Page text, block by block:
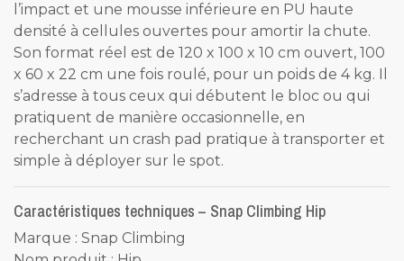
l’impact et une mousse inférieure en PU haute
densité à cellules ouvertes pour amortir la chute.
Son format réel est de 120 x 100 x 10 cm ouvert, 100
x 60 x 22 cm une fois roulé, pour un poids de 4 kg. Il
s’adresse à tous ceux qui débutent le bloc ou qui
pratiquent de manière occasionnelle, en
recherchant un crash pad pratique à transporter et
simple à déployer sur le spot.
Caractéristiques techniques – Snap Climbing Hip
Marque : Snap Climbing